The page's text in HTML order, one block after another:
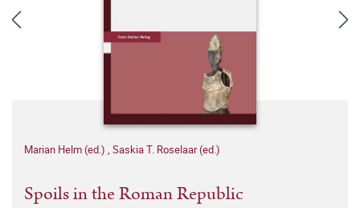
Marian Helm (ed.) , Saskia T. Roselaar (ed.)
Spoils in the Roman Republic